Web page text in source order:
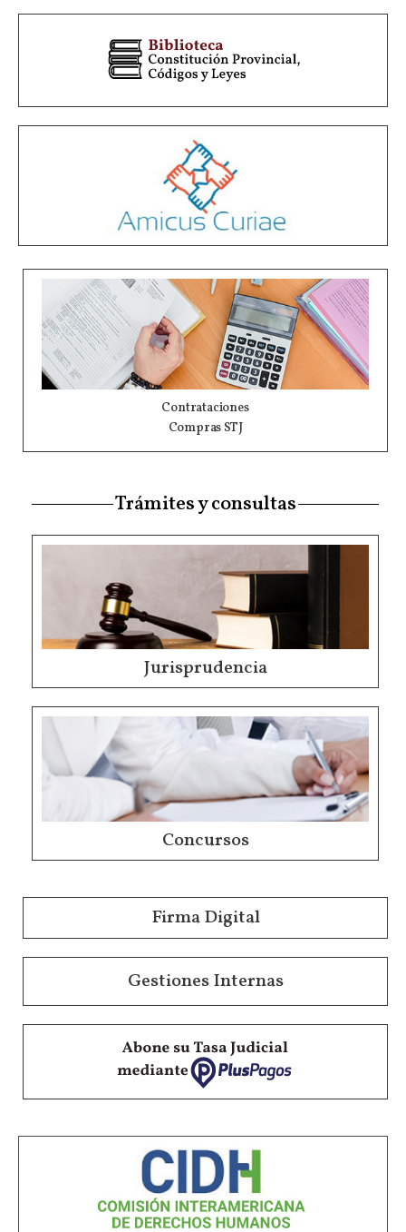
Contrataciones
Compras STJ
Trámites y consultas
Jurisprudencia
Concursos
Firma Digital
Gestiones Internas